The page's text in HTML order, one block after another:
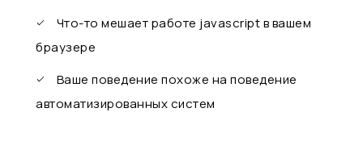
Что-то мешает работе javascript в вашем
браузере
Ваше поведение похоже на поведение
автоматизированных систем